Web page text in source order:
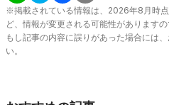
※掲載されている情報は、 2026年8 月時
ど、情報が変更される可能性があります
もし記事の内容に誤りがあった場合には
い。